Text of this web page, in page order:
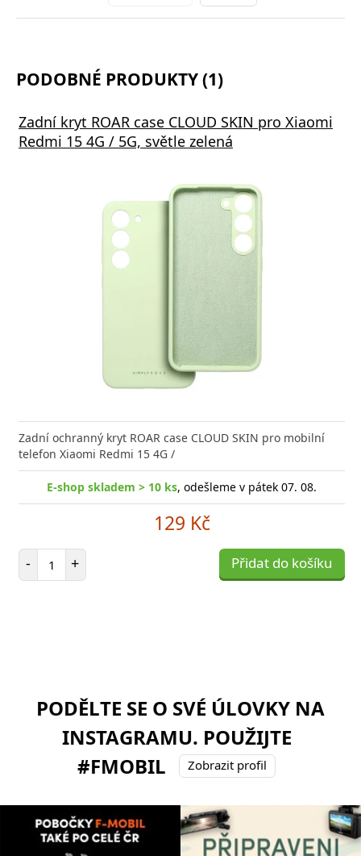
PODOBNÉ PRODUKTY (1)
Zadní kryt ROAR case CLOUD SKIN pro Xiaomi
Redmi 15 4G / 5G, světle zelená
Zadní ochranný kryt ROAR case CLOUD SKIN pro mobilní
telefon Xiaomi Redmi 15 4G /
E-shop skladem > 10 ks, odešleme v pátek 07. 08.
129 Kč
- Počet položek
+ Přidat do košíku
PODĚLTE SE O SVÉ ÚLOVKY NA
INSTAGRAMU. POUŽIJTE
#FMOBIL
Zobrazit profil